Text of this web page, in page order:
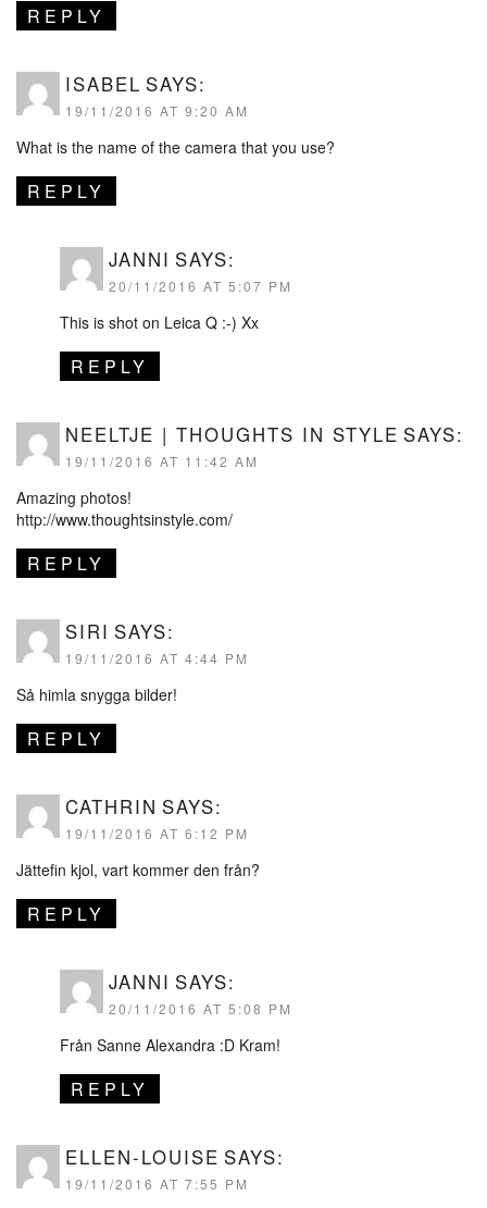
REPLY
ISABEL SAYS:
19/11/2016 AT 9:20 AM
What is the name of the camera that you use?
REPLY
JANNI SAYS:
20/11/2016 AT 5:07 PM
This is shot on Leica Q :-) Xx
REPLY
NEELTJE | THOUGHTS IN STYLE SAYS:
19/11/2016 AT 11:42 AM
Amazing photos!
http://www.thoughtsinstyle.com/
REPLY
SIRI SAYS:
19/11/2016 AT 4:44 PM
Så himla snygga bilder!
REPLY
CATHRIN SAYS:
19/11/2016 AT 6:12 PM
Jättefin kjol, vart kommer den från?
REPLY
JANNI SAYS:
20/11/2016 AT 5:08 PM
Från Sanne Alexandra :D Kram!
REPLY
ELLEN-LOUISE SAYS:
19/11/2016 AT 7:55 PM